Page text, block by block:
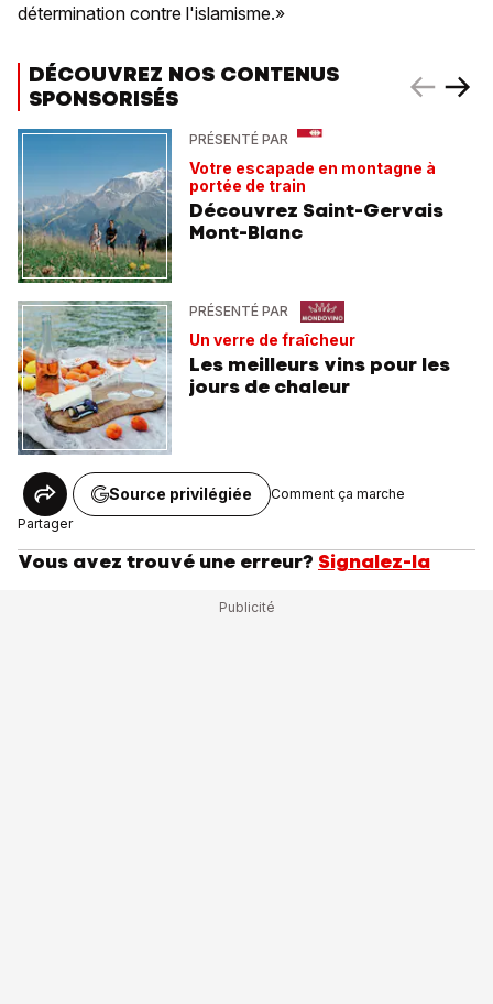
détermination contre l'islamisme.»
DÉCOUVREZ NOS CONTENUS
SPONSORISÉS
PRÉSENTÉ PAR
Votre escapade en montagne à
portée de train
Découvrez Saint-Gervais
Mont-Blanc
PRÉSENTÉ PAR
Un verre de fraîcheur
Les meilleurs vins pour les
jours de chaleur
Partager
Source privilégiée Comment ça marche
Vous avez trouvé une erreur? Signalez-la